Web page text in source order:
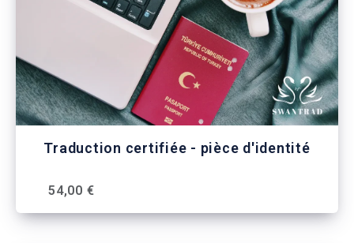
Traduction certifiée - pièce d'identité
54,00 €